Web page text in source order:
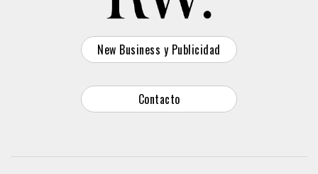
New Business y Publicidad
Contacto